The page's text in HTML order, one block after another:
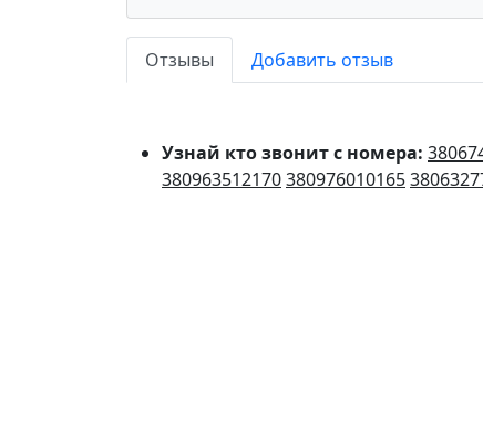
Отзывы
Добавить отзыв
Узнай кто звонит с номера:
380963512170380976010165